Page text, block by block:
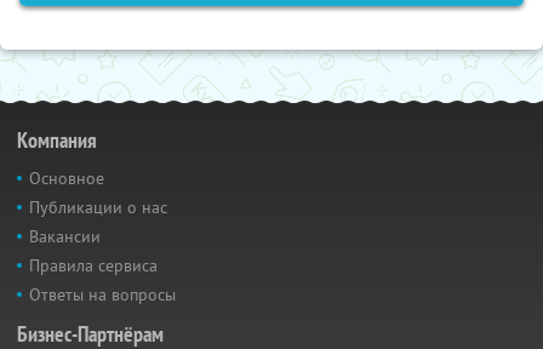
Компания
Основное
Публикации о нас
Вакансии
Правила сервиса
Ответы на вопросы
Бизнес-Партнёрам